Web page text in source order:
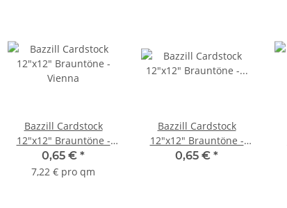
Bazzill Cardstock
12"x12" Brauntöne -
Vienna
0,65 € *
7,22 € pro qm
Bazzill Cardstock
12"x12" Brauntöne -
Dotted Swiss Mud
0,65 € *